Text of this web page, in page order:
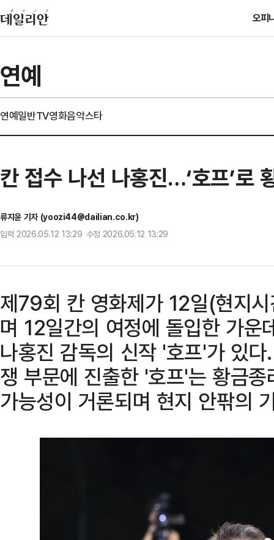
오피
연예
연예일반TV영화음악스타
칸 접수 나선 나홍진…‘호프’로
류지윤 기자 (yoozi44@dailian.co.kr)
입력 2026.05.12 13:29 수정 2026.05.12 13:29
제79회 칸 영화제가 12일(현지
며 12일간의 여정에 돌입한 가운
나홍진 감독의 신작 '호프'가 있
쟁 부문에 진출한 '호프'는 황금
가능성이 거론되며 현지 안팎의